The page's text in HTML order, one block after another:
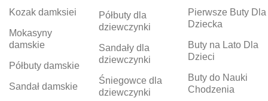
Kozak damksiei
Mokasyny
damskie
Półbuty damskie
Sandał damskie
Półbuty dla
dziewczynki
Sandały dla
dziewczynki
Śniegowce dla
dziewczynki
Pierwsze Buty Dla
Dziecka
Buty na Lato Dla
Dzieci
Buty do Nauki
Chodzenia